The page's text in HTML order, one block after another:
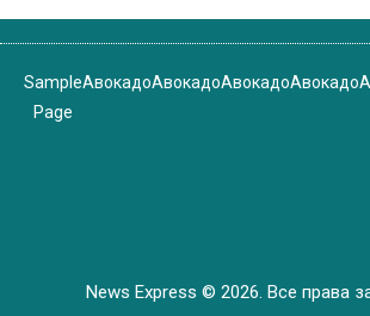
Sample
Page
АвокадоАвокадоАвокадоАвокадо
News Express © 2026. Все права